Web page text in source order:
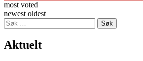
most voted
newest oldest
Søk
etter:
Aktuelt